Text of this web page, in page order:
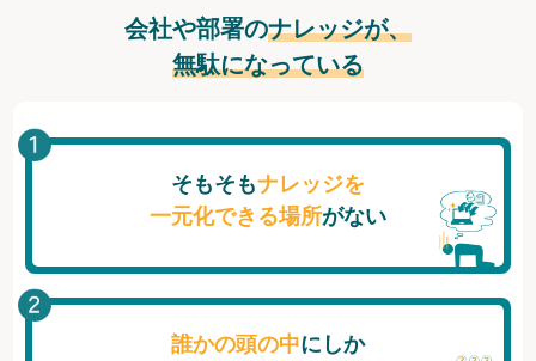
会社や部署のナレッジが、
無駄になっている
そもそもナレッジを
一元化できる場所がない
誰かの頭の中にしか